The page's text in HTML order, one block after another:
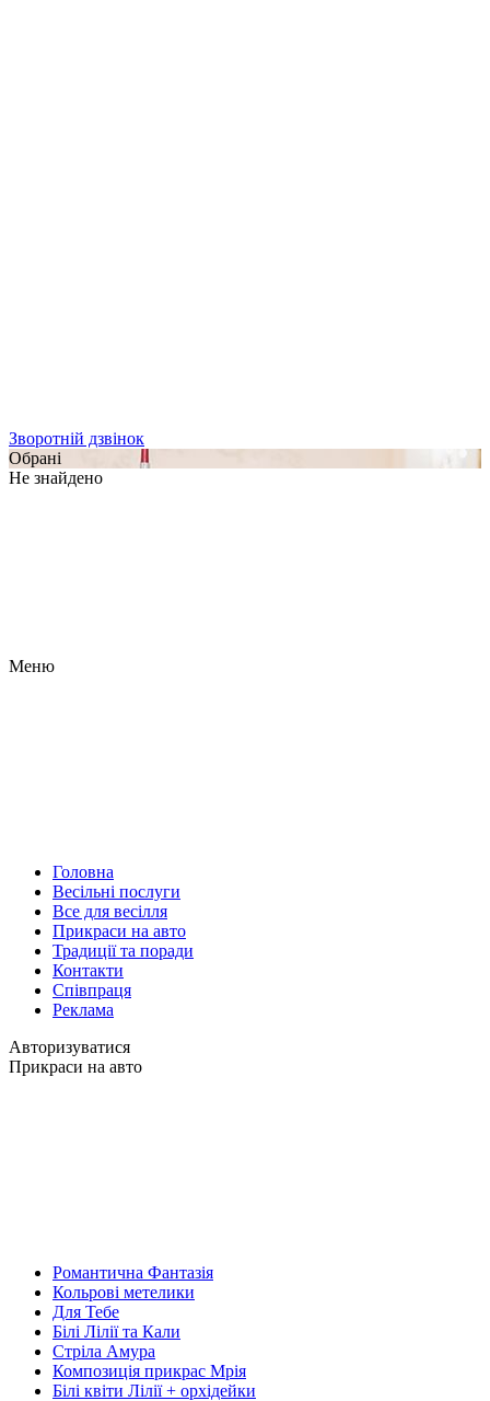
Зворотній дзвінок
Обрані
Не знайдено
Меню
Головна
Весільні послуги
Все для весілля
Прикраси на авто
Традиції та поради
Контакти
Співпраця
Реклама
Авторизуватися
Прикраси на авто
Романтична Фантазія
Кольрові метелики
Для Тебе
Білі Лілії та Кали
Стріла Амура
Композиція прикрас Мрія
Білі квіти Лілії + орхідейки